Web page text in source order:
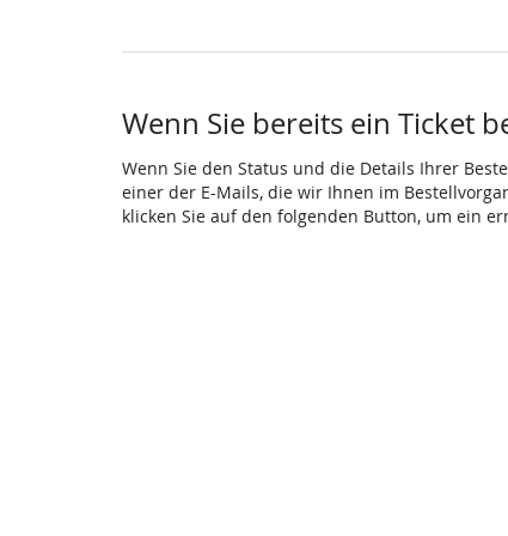
Wenn Sie bereits ein Ticket
Wenn Sie den Status und die Details Ihrer
einer der E-Mails, die wir Ihnen im
klicken Sie auf den folgenden Button, um ein